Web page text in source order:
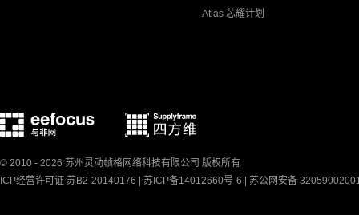
Atlas 芯耀计划
© 2010 - 2026 苏州灵动帧格网络科技有限公司 版权所有
ICP经营许可证 苏B2-20140176 | 苏ICP备14012660号-6 苏公网安备